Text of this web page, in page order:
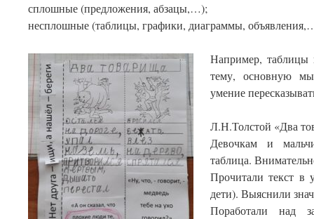
️сплошные (предложения, абзацы,…);
️несплошные (таблицы, графики, диаграммы,
Например, таблицы
тему, основную
умение
Л.Н.Толстой «Два
Девочкам и
таблица.
Прочитали текст в
дети). Выяснили
Поработали над